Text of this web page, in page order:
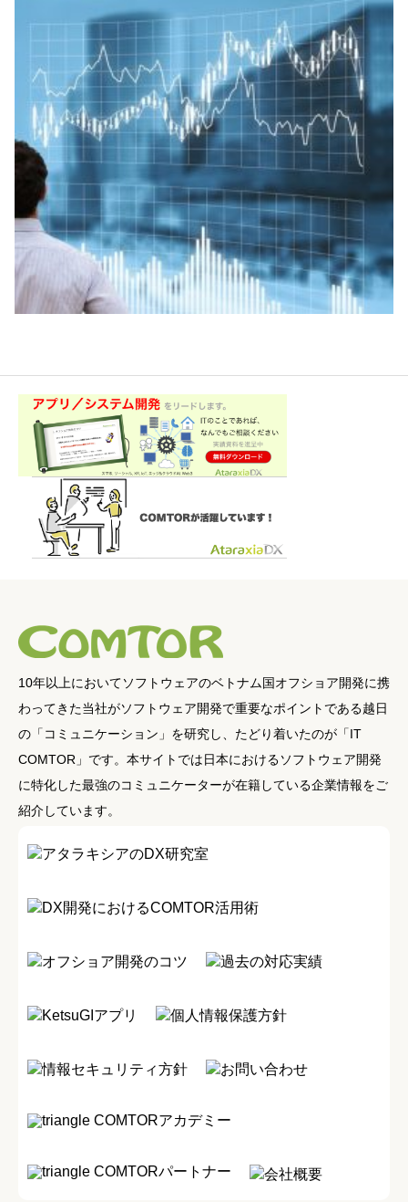
10年以上においてソフトウェアのベトナム国オフショア開発に携
わってきた当社がソフトウェア開発で重要なポイントである越日
の「コミュニケーション」を研究し、たどり着いたのが「IT
COMTOR」です。本サイトでは日本におけるソフトウェア開発
に特化した最強のコミュニケーターが在籍している企業情報をご
紹介しています。
アタラキシアのDX研究室
DX開発におけるCOMTOR活用術
オフショア開発のコツ 過去の対応実績
KetsuGIアプリ 個人情報保護方針
情報セキュリティ方針 お問い合わせ
COMTORアカデミー
COMTORパートナー 会社概要